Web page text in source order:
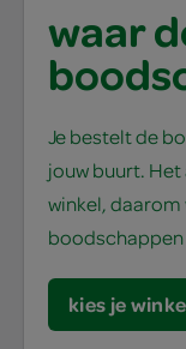
waar
Je bestelt de
jouw buurt.
winkel, daarom
kies je